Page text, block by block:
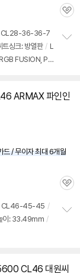
관
CL28-36-36-7
트싱크: 방열판 / L
FUSION, PO
기
ARMAX 파인인
/ 무이자 최대 6개월
관
: CL46-45-45 /
이: 33.49mm /
기
CL46 대원씨